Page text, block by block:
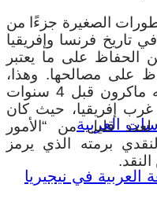
الصغيرة جزءًا من
تاريخ فرنسا وإفريقيا
الحفاظ على ما يعتبر
على مصالحها. وهذا،
كما تقول الصحيفة، هو ما فعله ماكرون قبل 4 سنوات
غرب إفريقيا، حيث كان
قليل من “الأمور
برمته الذي يرمز